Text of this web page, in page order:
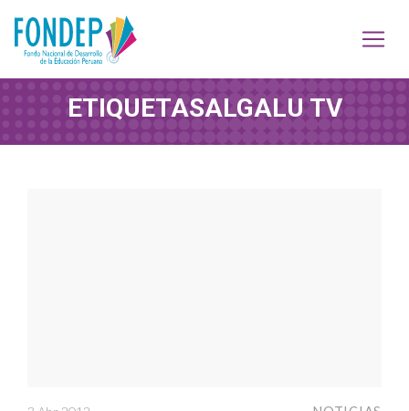
ETIQUETASALGALU TV